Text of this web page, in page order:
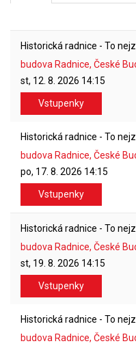
Historická radnice - To
budova Radnice, České
st, 12. 8. 2026 14:15
Vstupenky
Historická radnice - To
budova Radnice, České
po, 17. 8. 2026 14:15
Vstupenky
Historická radnice - To
budova Radnice, České
st, 19. 8. 2026 14:15
Vstupenky
Historická radnice - To
budova Radnice, České